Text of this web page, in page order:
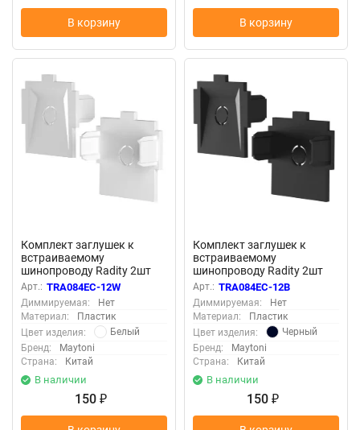
В корзину В корзину
Комплект заглушек к
встраиваемому
шинопроводу Radity 2шт
(Белый) TRA084EC-12W
Арт.: TRA084EC-12W
Диммируемая:
Нет
Материал:
Пластик
Цвет изделия:
Белый
Бренд:
Maytoni
Страна:
Китай
В наличии
150 ₽
Комплект заглушек к
встраиваемому
шинопроводу Radity 2шт
(Черный) TRA084EC-12B
Арт.: TRA084EC-12B
Диммируемая:
Нет
Материал:
Пластик
Цвет изделия:
Черный
Бренд:
Maytoni
Страна:
Китай
В наличии
150 ₽